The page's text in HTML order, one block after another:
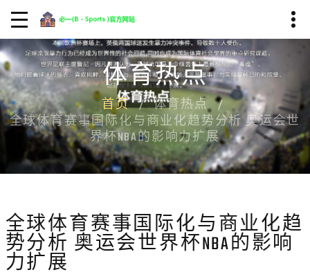
体育热点
首页
体育热点
全球体育赛事国际化与商业化趋势分析 奥运会世
界杯NBA的影响力扩展
全球体育赛事国际化与商业化趋
势分析 奥运会世界杯NBA的影响
力扩展